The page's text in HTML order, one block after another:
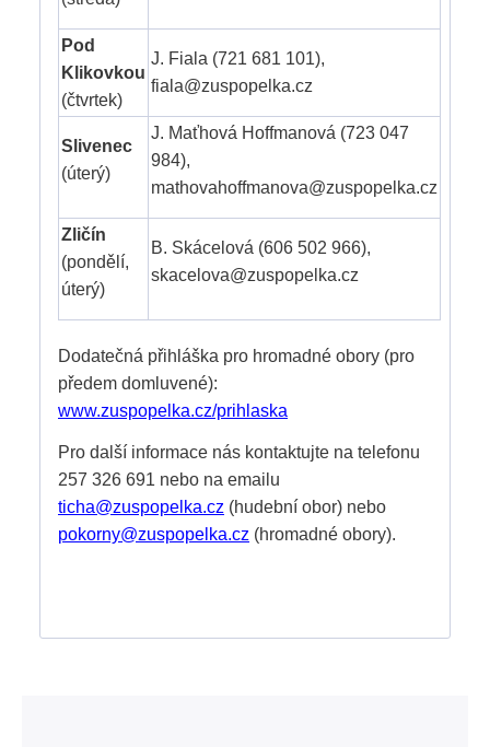
Pod
Klikovkou
(čtvrtek)
J. Fiala (721 681 101),
fiala@zuspopelka.cz
Slivenec
(úterý)
J. Maťhová Hoffmanová (723 047
984),
mathovahoffmanova@zuspopelka.cz
Zličín
(pondělí,
úterý)
B. Skácelová (606 502 966),
skacelova@zuspopelka.cz
Dodatečná přihláška pro hromadné obory (pro
předem domluvené):
www.zuspopelka.cz/prihlaska
Pro další informace nás kontaktujte na telefonu
257 326 691 nebo na emailu
ticha@zuspopelka.cz (hudební obor) nebo
pokorny@zuspopelka.cz (hromadné obory).